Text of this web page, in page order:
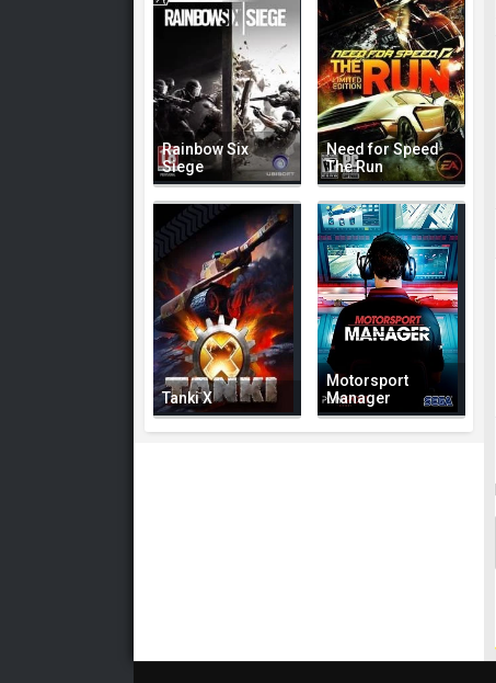
Rainbow Six
Siege
Need for Speed
The Run
Tanki X
Motorsport
Manager